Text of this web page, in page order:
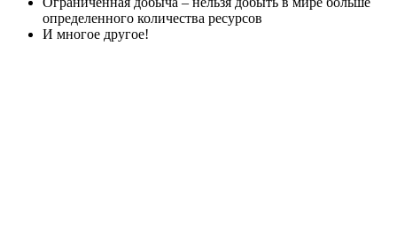
определенного количества ресурсов
И многое другое!